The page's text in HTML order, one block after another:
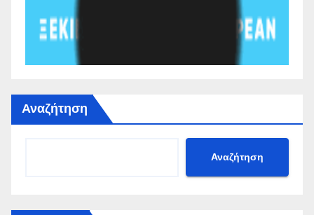
Αναζήτηση
Αναζήτηση